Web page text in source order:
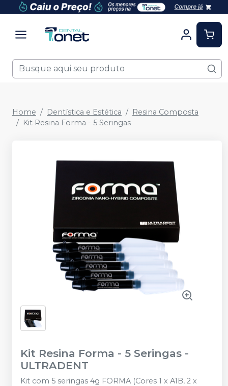
Home Dentística e Estética
Resina Composta
Kit Resina Forma - 5 Seringas
Kit Resina Forma - 5 Seringas -
ULTRADENT
Kit com 5 seringas 4g FORMA (Cores 1 x A1B, 2 x